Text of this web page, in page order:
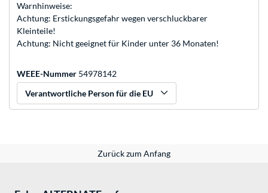
Warnhinweise:
Achtung: Erstickungsgefahr wegen verschluckbarer
Kleinteile!
Achtung: Nicht geeignet für Kinder unter 36 Monaten!
WEEE-Nummer 54978142
Verantwortliche Person für die EU
Zurück zum Anfang